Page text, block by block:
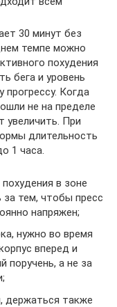
30 минут без
темпе можно
похудения
бега и уровень
прогрессу. Когда
не на пределе
увеличить. При
длительность
1 часа.
в зоне
тем, чтобы пресс
напряжен;
нужно во время
вперед и
поручень, а не за
держаться также